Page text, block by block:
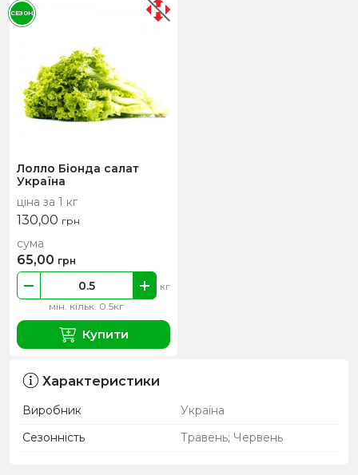
Лолло Біонда салат
Україна
ціна за 1 кг
130,00 грн
мін. кільк. 0.5кг
кг
сума
65,00 грн
Купити
СЕЗОН
Характеристики
Виробник
Україна
Сезонність
Травень; Червень